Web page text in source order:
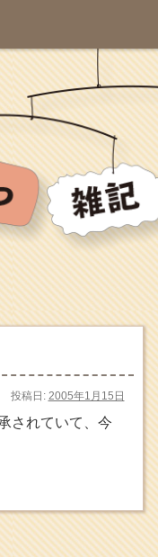
投稿日: 2005年1月15日
されていて、今